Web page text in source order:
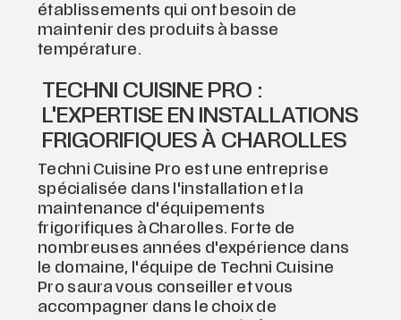
établissements qui ont besoin de
maintenir des produits à basse
température.
TECHNI CUISINE PRO :
L'EXPERTISE EN INSTALLATIONS
FRIGORIFIQUES À CHAROLLES
Techni Cuisine Pro est une entreprise
spécialisée dans l'installation et la
maintenance d'équipements
frigorifiques à Charolles. Forte de
nombreuses années d'expérience dans
le domaine, l'équipe de Techni Cuisine
Pro saura vous conseiller et vous
accompagner dans le choix de